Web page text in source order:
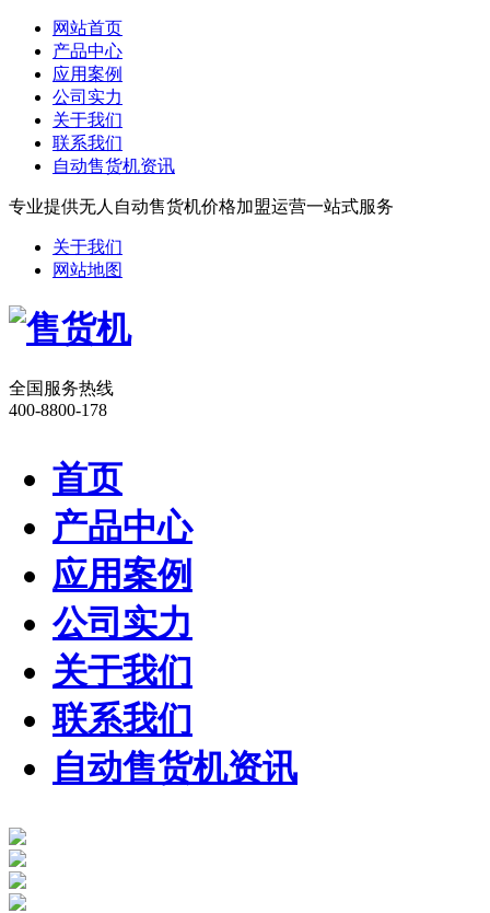
网站首页
产品中心
应用案例
公司实力
关于我们
联系我们
自动售货机资讯
专业提供无人自动售货机价格加盟运营一站式服务
关于我们
网站地图
全国服务热线
400-8800-178
首页
产品中心
应用案例
公司实力
关于我们
联系我们
自动售货机资讯